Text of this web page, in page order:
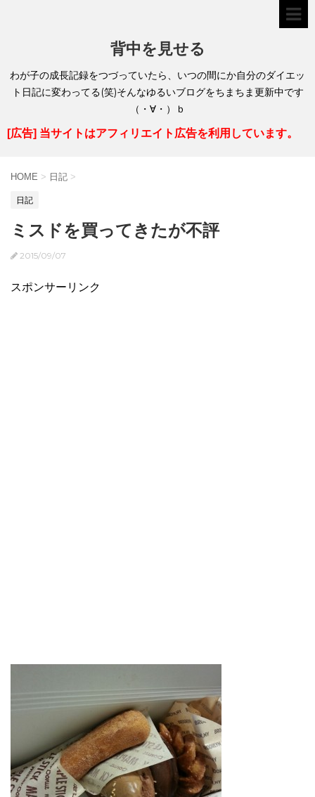
背中を見せる
わが子の成長記録をつづっていたら、いつの間にか自分のダイエッ
ト日記に変わってる(笑)そんなゆるいブログをちまちま更新中です
（・∀・）ｂ
[広告] 当サイトはアフィリエイト広告を利用しています。
HOME > 日記 >
日記
ミスドを買ってきたが不評
2015/09/07
スポンサーリンク